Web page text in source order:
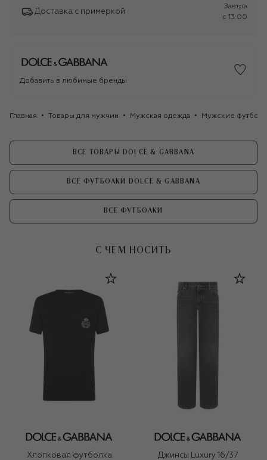
Доставка с примеркой
Завтра
c 13:00
Добавить в любимые бренды
Главная Товары для мужчин Мужская одежда Мужские
ВСЕ ТОВАРЫ DOLCE & GABBANA
ВСЕ ФУТБОЛКИ DOLCE & GABBANA
ВСЕ ФУТБОЛКИ
С ЧЕМ НОСИТЬ
Хлопковая футболка Джинсы Luxury 16/37